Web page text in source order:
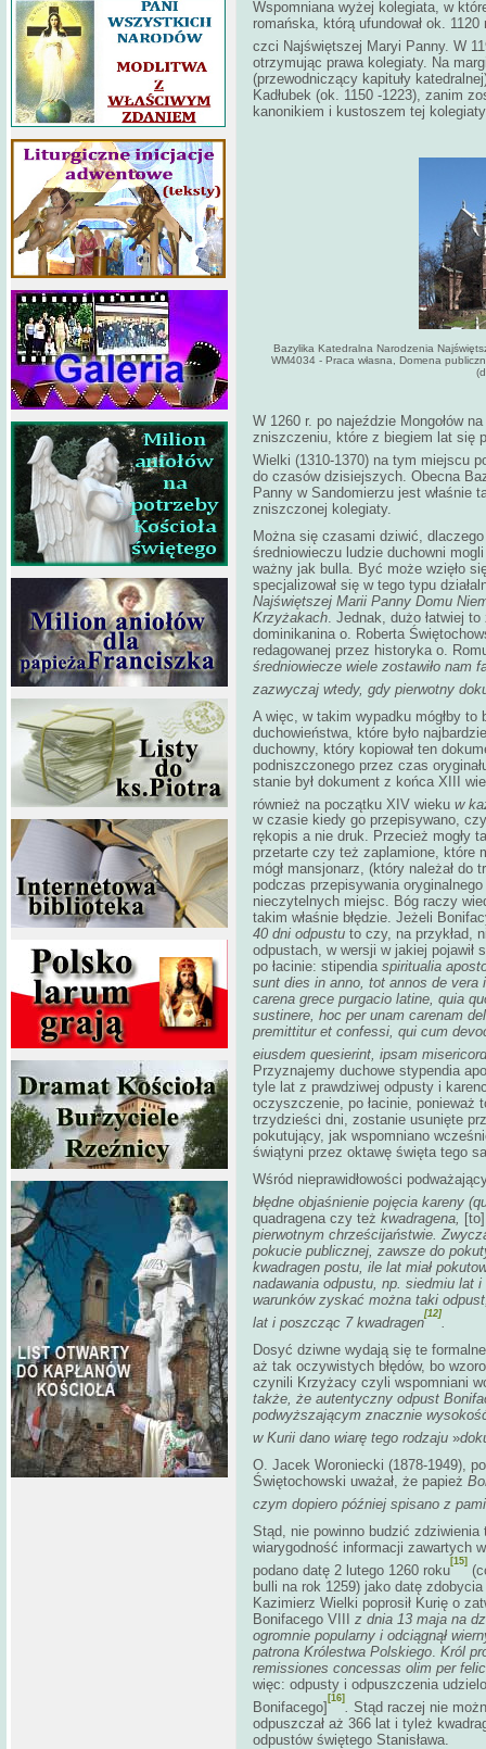
Wspomniana wyżej kolegiata, w
romańska, którą ufundował ok.
czci Najświętszej Maryi Panny. W
otrzymując prawa kolegiaty. Na
(przewodniczący kapituły
Kadłubek (ok. 1150 -1223), zanim
kanonikiem i kustoszem tej kolegiaty
Bazylika Katedralna Narodzenia
WM4034 - Praca własna, Domena
W 1260 r. po najeździe Mongołów
zniszczeniu, które z biegiem lat się
Wielki (1310-1370) na tym miejscu
do czasów dzisiejszych. Obecna
Panny w Sandomierzu jest właśnie
zniszczonej kolegiaty.
Można się czasami dziwić,
średniowieczu ludzie duchowni
ważny jak bulla. Być może wzięło
specjalizował się w tego typu
Najświętszej Marii Panny Domu
Krzyżakach. Jednak, dużo łatwiej
dominikanina o. Roberta
redagowanej przez historyka o.
średniowiecze wiele zostawiło nam
zazwyczaj wtedy, gdy pierwotny
A więc, w takim wypadku mógłby
duchowieństwa, które było
duchowny, który kopiował ten
podniszczonego przez czas
stanie był dokument z końca XIII
również na początku XIV wieku w
w czasie kiedy go przepisywano,
rękopis a nie druk. Przecież mogły
przetarte czy też zaplamione, które
mógł mansjonarz, (który należał do
podczas przepisywania
nieczytelnych miejsc. Bóg raczy
takim właśnie błędzie. Jeżeli
40 dni odpustuto czy, na przykład,
odpustach, w wersji w jakiej pojawił
po łacinie: stipendiaspiritualia
sunt dies in anno, tot annos de
carena grece purgacio latine, quia
sustinere, hoc per unam carenam
premittitur et confessi, qui cum
eiusdem quesierint, ipsam
Przyznajemy duchowe stypendia
tyle lat z prawdziwej odpusty i
oczyszczenie, po łacinie, ponieważ
trzydzieści dni, zostanie usunięte
pokutujący, jak wspomniano
świątyni przez oktawę święta tego
Wśród nieprawidłowości
błędne objaśnienie pojęcia kareny
quadragena czy też kwadragena, [to]
pierwotnym chrześcijaństwie.
pokucie publicznej, zawsze do
kwadragen postu, ile lat miał
nadawania odpustu, np. siedmiu lat
warunków zyskać można taki
lat i poszcząc 7 kwadragen
[12]
.
Dosyć dziwne wydają się te
aż tak oczywistych błędów, bo
czynili Krzyżacy czyli wspomniani
także, że autentyczny odpust
podwyższającym znacznie
w Kurii dano wiarę tego rodzaju »
O. Jacek Woroniecki (1878-1949),
Świętochowski uważał, że papież
czym dopiero później spisano z
Stąd, nie powinno budzić zdziwienia
wiarygodność informacji zawartych
podano datę 2 lutego 1260 roku
[15]
bulli na rok 1259) jako datę
Kazimierz Wielki poprosił Kurię o
Bonifacego VIII z dnia 13 maja na
ogromnie popularny i odciągnął
patrona Królestwa Polskiego. Król
remissiones concessas olim per
więc: odpusty i odpuszczenia
Bonifacego]
[16]
. Stąd raczej nie
odpuszczał aż 366 lat i tyleż
odpustów świętego Stanisława.